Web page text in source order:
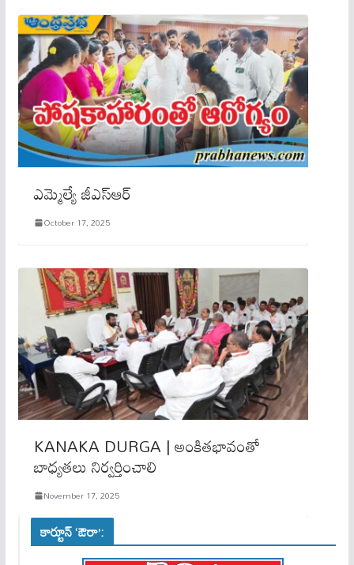
ఎమ్మెల్యే జీఎస్ఆర్
October 17, 2025
KANAKA DURGA | అంకితభావంతో
బాధ్యతలు నిర్వ‌ర్తించాలి
November 17, 2025
కార్టూన్ ‘ఔరా’: